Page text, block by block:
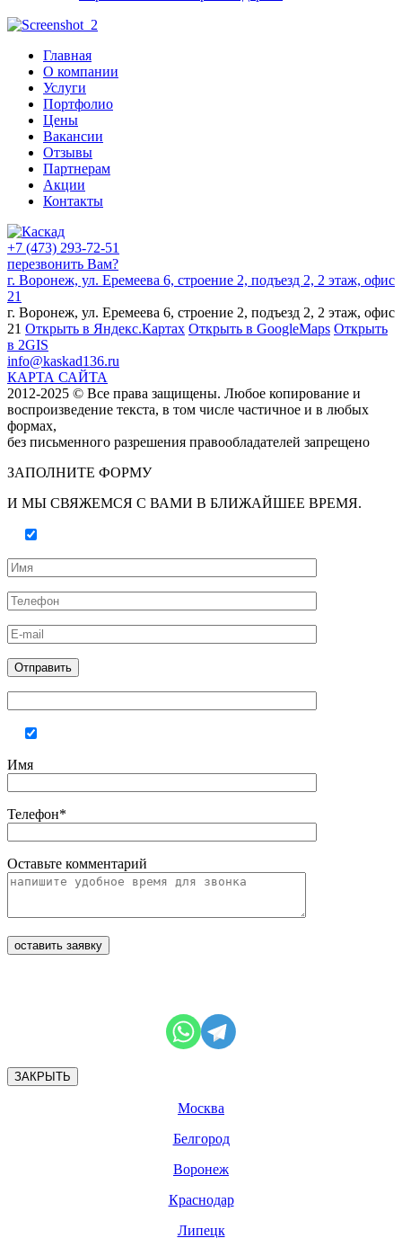
Главная
О компании
Услуги
Портфолио
Цены
Вакансии
Отзывы
Партнерам
Акции
Контакты
+7 (473) 293-72-51
перезвонить Вам?
г. Воронеж, ул. Еремеева 6, строение 2, подъезд 2, 2 этаж, офис
21
г. Воронеж, ул. Еремеева 6, строение 2, подъезд 2, 2 этаж, офис
21 Открыть в Яндекс.Картах Открыть в GoogleMaps Открыть
в 2GIS
info@kaskad136.ru
КАРТА САЙТА
2012-2025 © Все права защищены. Любое копирование и
воспроизведение текста, в том числе частичное и в любых
формах,
без письменного разрешения правообладателей запрещено
ЗАПОЛНИТЕ ФОРМУ
И МЫ СВЯЖЕМСЯ С ВАМИ В БЛИЖАЙШЕЕ ВРЕМЯ.
Имя
Телефон*
Оставьте комментарий
ЗАКРЫТЬ
Москва
Белгород
Воронеж
Краснодар
Липецк